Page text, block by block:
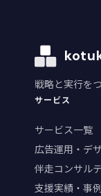
戦略と実行を
サービス
サービス一覧
広告運用・デ
伴走コンサル
支援実績・事例